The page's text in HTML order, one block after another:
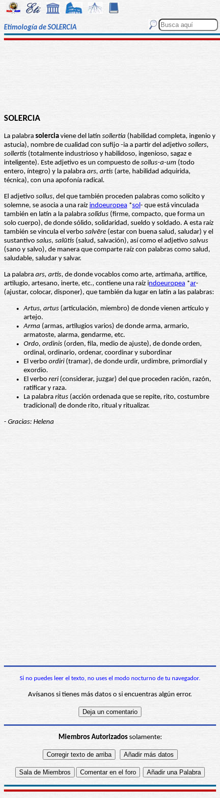
Etimología de SOLERCIA
SOLERCIA
La palabra solercia viene del latín sollertia (habilidad completa, ingenio y
astucia), nombre de cualidad con sufijo -ia a partir del adjetivo sollers,
sollertis (totalmente industrioso y habilidoso, ingenioso, sagaz e
inteligente). Este adjetivo es un compuesto de sollus-a-um (todo
entero, íntegro) y la palabra ars, artis (arte, habilidad adquirida,
técnica), con una apofonía radical.
El adjetivo sollus, del que también proceden palabras como solícito y
solemne, se asocia a una raíz indoeuropea *sol- que está vinculada
también en latín a la palabra solĭdus (firme, compacto, que forma un
solo cuerpo), de donde sólido, solidaridad, sueldo y soldado. A esta raíz
también se vincula el verbo salvēre (estar con buena salud, saludar) y el
sustantivo salus, salūtis (salud, salvación), así como el adjetivo salvus
(sano y salvo), de manera que comparte raíz con palabras como salud,
saludable, saludar y salvar.
La palabra ars, artis, de donde vocablos como arte, artimaña, artífice,
artilugio, artesano, inerte, etc., contiene una raíz indoeuropea *ar-
(ajustar, colocar, disponer), que también da lugar en latín a las palabras:
Artus, artus (articulación, miembro) de donde vienen artículo y
artejo.
Arma (armas, artilugios varios) de donde arma, armario,
armatoste, alarma, gendarme, etc.
Ordo, ordinis (orden, fila, medio de ajuste), de donde orden,
ordinal, ordinario, ordenar, coordinar y subordinar
El verbo ordiri(tramar), de donde urdir, urdimbre, primordial y
exordio.
El verbo reri(considerar, juzgar) del que proceden ración, razón,
ratificar y raza.
La palabra ritus (acción ordenada que se repite, rito, costumbre
tradicional) de donde rito, ritual y ritualizar.
- Gracias: Helena
Si no puedes leer el texto, no uses el modo nocturno de tu navegador.
Avísanos si tienes más datos o si encuentras algún error.
Miembros Autorizadossolamente: